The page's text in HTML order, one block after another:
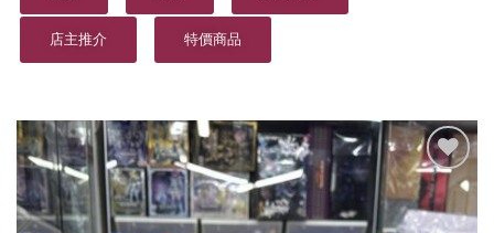
店主推介 特價商品